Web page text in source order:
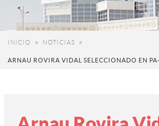
INICIO NOTICIAS
ARNAU ROVIRA VIDAL SELECCIONADO EN PA-